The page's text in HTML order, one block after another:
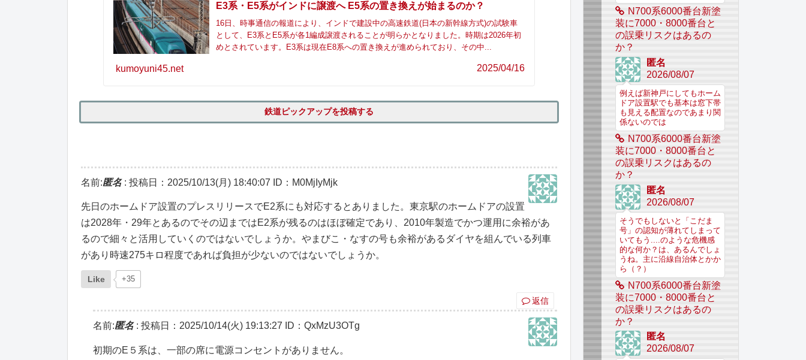
E3系・E5系がインドに譲渡へ E5系の置き換えが始まるのか？
16日、時事通信の報道により、インドで建設中の高速鉄道(日本の新幹線方式)の試験車
として、E3系とE5系が各1編成譲渡されることが明らかとなりました。時期は2026年初
めとされています。E3系は現在E8系への置き換えが進められており、その中...
kumoyuni45.net 2025/04/16
鉄道ピックアップを投稿する
名前:匿名: 投稿日：2025/10/13(月) 18:40:07 ID：M0MjIyMjk
先日のホームドア設置のプレスリリースでE2系にも対応するとありました。東京駅のホームドアの設置
は2028年・29年とあるのでその辺まではE2系が残るのはほぼ確定であり、2010年製造でかつ運用に余裕があ
るので細々と活用していくのではないでしょうか。やまびこ・なすの号も余裕があるダイヤを組んでいる列車
があり時速275キロ程度であれば負担が少ないのではないでしょうか。
Like +35
返信
名前:匿名: 投稿日：2025/10/14(火) 19:13:27 ID：QxMzU3OTg
初期のE５系は、一部の席に電源コンセントがありません。
N700系6000番台新塗
装に7000・8000番台と
の誤乗リスクはあるの
か？
匿名
2026/08/07
例えば新神戸にしてもホーム
ドア設置駅でも基本は窓下帯
も見える配置なのであまり関
係ないのでは
N700系6000番台新塗
装に7000・8000番台と
の誤乗リスクはあるの
か？
匿名
2026/08/07
そうでもしないと「こだま
号」の認知が薄れてしまって
いてもう....のような危機感
的な何か？は、あるんでしょ
うね。主に沿線自治体とかか
ら（？）
N700系6000番台新塗
装に7000・8000番台と
の誤乗リスクはあるの
か？
匿名
2026/08/07